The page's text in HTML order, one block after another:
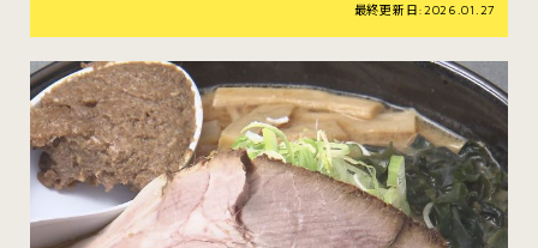
最終更新日:2026.01.27